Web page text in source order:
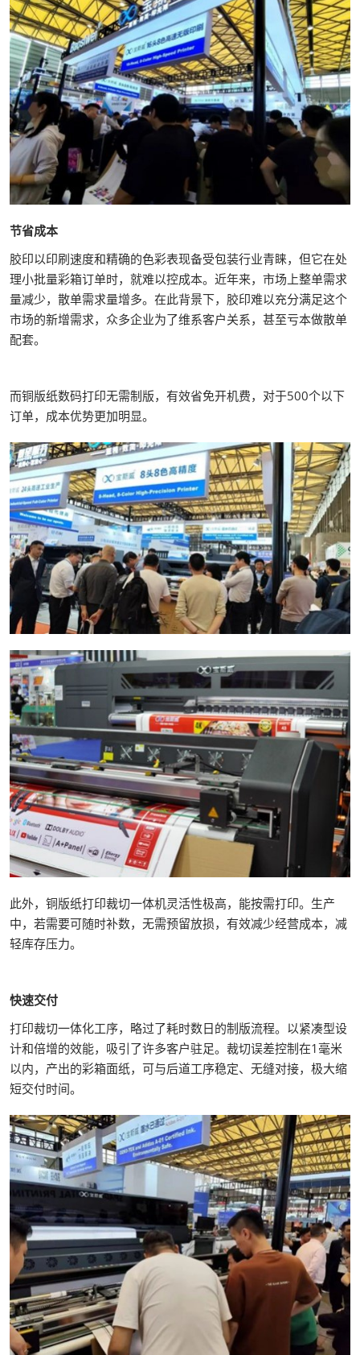
节省成本
胶印以印刷速度和精确的色彩表现备受包装行业青睐，但它在处
理小批量彩箱订单时，就难以控成本。近年来，市场上整单需求
量减少，散单需求量增多。在此背景下，胶印难以充分满足这个
市场的新增需求，众多企业为了维系客户关系，甚至亏本做散单
配套。
而铜版纸数码打印无需制版，有效省免开机费，对于500个以下
订单，成本优势更加明显。
此外，铜版纸打印裁切一体机灵活性极高，能按需打印。生产
中，若需要可随时补数，无需预留放损，有效减少经营成本，减
轻库存压力。
快速交付
打印裁切一体化工序，略过了耗时数日的制版流程。以紧凑型设
计和倍增的效能，吸引了许多客户驻足。裁切误差控制在1毫米
以内，产出的彩箱面纸，可与后道工序稳定、无缝对接，极大缩
短交付时间。